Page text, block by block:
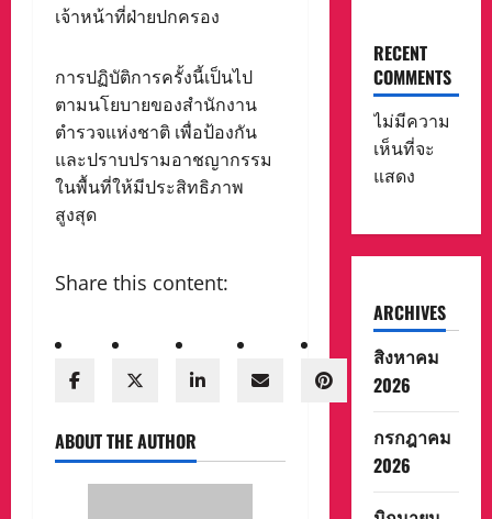
เจ้าหน้าที่ฝ่ายปกครอง
การปฏิบัติการครั้งนี้เป็นไป
ตามนโยบายของสำนักงาน
ตำรวจแห่งชาติ เพื่อป้องกัน
และปราบปรามอาชญากรรม
ในพื้นที่ให้มีประสิทธิภาพ
สูงสุด
Share this content:
ABOUT THE AUTHOR
RECENT
COMMENTS
ไม่มีความ
เห็นที่จะ
แสดง
ARCHIVES
สิงหาคม
2026
กรกฎาคม
2026